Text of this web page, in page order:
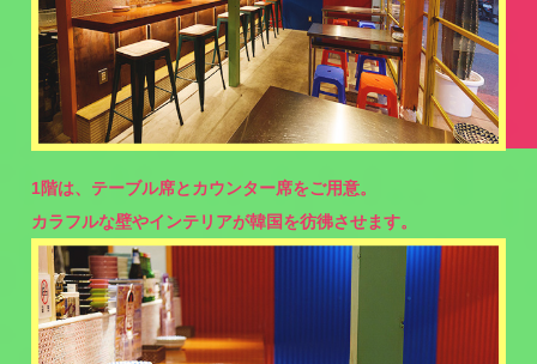
1階は、テーブル席とカウンター席をご用意。
カラフルな壁やインテリアが韓国を彷彿させます。